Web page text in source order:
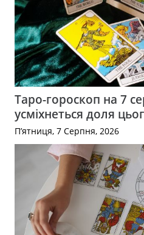
Таро-гороскоп на 7
усміхнеться доля
П’ятниця, 7 Серпня, 2026